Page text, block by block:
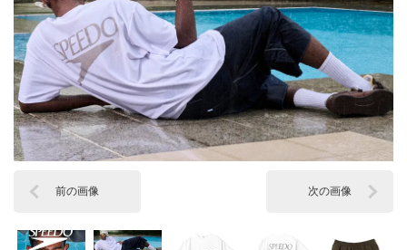
前の画像 次の画像